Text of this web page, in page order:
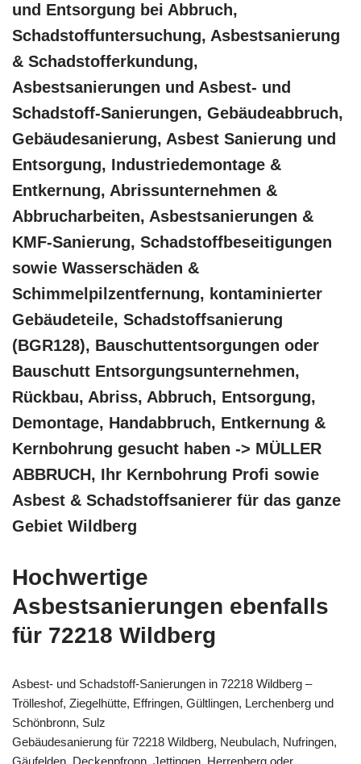
und Entsorgung bei Abbruch,
Schadstoffuntersuchung, Asbestsanierung
& Schadstofferkundung,
Asbestsanierungen und Asbest- und
Schadstoff-Sanierungen, Gebäudeabbruch,
Gebäudesanierung, Asbest Sanierung und
Entsorgung, Industriedemontage &
Entkernung, Abrissunternehmen &
Abbrucharbeiten, Asbestsanierungen &
KMF-Sanierung, Schadstoffbeseitigungen
sowie Wasserschäden &
Schimmelpilzentfernung, kontaminierter
Gebäudeteile, Schadstoffsanierung
(BGR128), Bauschuttentsorgungen oder
Bauschutt Entsorgungsunternehmen,
Rückbau, Abriss, Abbruch, Entsorgung,
Demontage, Handabbruch, Entkernung &
Kernbohrung gesucht haben -> MÜLLER
ABBRUCH, Ihr Kernbohrung Profi sowie
Asbest & Schadstoffsanierer für das ganze
Gebiet Wildberg
Hochwertige
Asbestsanierungen ebenfalls
für 72218 Wildberg
Asbest- und Schadstoff-Sanierungen in 72218 Wildberg –
Trölleshof, Ziegelhütte, Effringen, Gültlingen, Lerchenberg und
Schönbronn, Sulz
Gebäudesanierung für 72218 Wildberg, Neubulach, Nufringen,